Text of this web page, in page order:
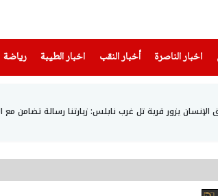
اخبار الناصرة
(current) أخبار النقب اخبار الطيبة(current) رياضة
(current)
يزور قرية تل غرب نابلس: زيارتنا رسالة تضامن مع